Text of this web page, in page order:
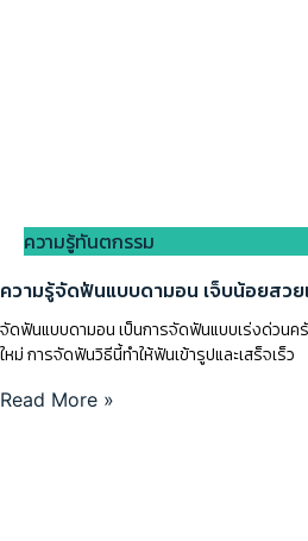
ความรู้ทันตกรรม
ความรู้จัดฟันแบบดามอน เจ็บน้อยสวย
จัดฟันแบบดามอน เป็นการจัดฟันแบบเร่งด่วนครั
ใหม่ การจัดฟันวิธีนี้ทำให้ฟันเข้ารูปและเสร็จเร็ว
Read More »